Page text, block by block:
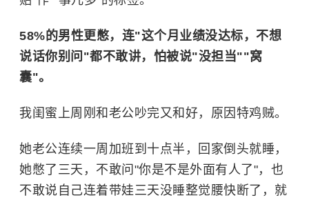
58%的男性更憋，连"这个月业绩没达标，不想
说话你别问"都不敢讲，怕被说"没担当""窝
囊"。
我闺蜜上周刚和老公吵完又和好，原因特鸡贼。
她老公连续一周加班到十点半，回家倒头就睡，
她憋了三天，不敢问"你是不是外面有人了"，也
不敢说自己连着带娃三天没睡整觉腰快断了，就